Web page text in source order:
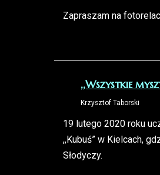
Zapraszam na
,,Wszystkie
Krzysztof Taborski
19 lutego 2020 roku
,,Kubuś” w Kielcach,
Słodyczy.